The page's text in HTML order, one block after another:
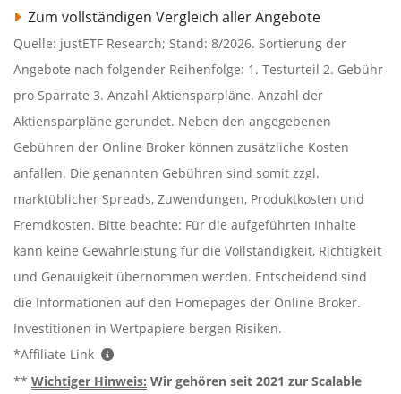
Zum vollständigen Vergleich aller Angebote
Quelle: justETF Research; Stand: 8/2026. Sortierung der
Angebote nach folgender Reihenfolge: 1. Testurteil 2. Gebühr
pro Sparrate 3. Anzahl Aktiensparpläne. Anzahl der
Aktiensparpläne gerundet. Neben den angegebenen
Gebühren der Online Broker können zusätzliche Kosten
anfallen. Die genannten Gebühren sind somit zzgl.
marktüblicher Spreads, Zuwendungen, Produktkosten und
Fremdkosten. Bitte beachte: Für die aufgeführten Inhalte
kann keine Gewährleistung für die Vollständigkeit, Richtigkeit
und Genauigkeit übernommen werden. Entscheidend sind
die Informationen auf den Homepages der Online Broker.
Investitionen in Wertpapiere bergen Risiken.
*Affiliate Link
** Wichtiger Hinweis: Wir gehören seit 2021 zur Scalable